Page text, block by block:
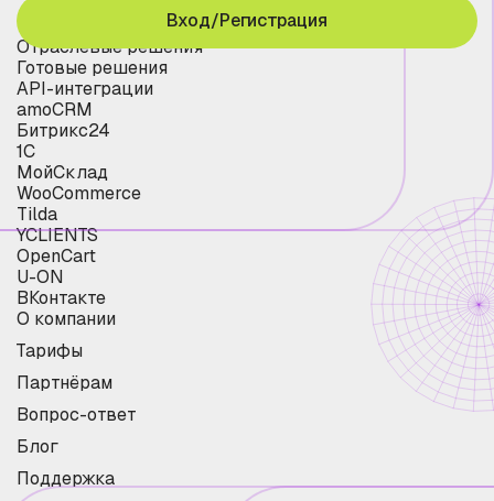
Отраслевые решения
Готовые решения
API-интеграции
amoCRM
Битрикс24
1С
МойСклад
WooCommerce
Tilda
YCLIENTS
OpenCart
U-ON
ВКонтакте
О компании
Тарифы
Партнёрам
Вопрос-ответ
Блог
Поддержка
Вход/Регистрация